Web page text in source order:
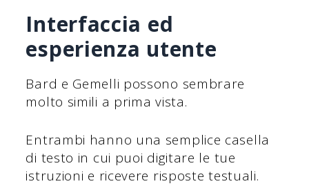
Interfaccia ed
esperienza utente
Bard e Gemelli possono sembrare
molto simili a prima vista.
Entrambi hanno una semplice casella
di testo in cui puoi digitare le tue
istruzioni e ricevere risposte testuali.